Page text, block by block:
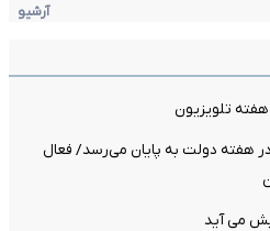
آرشیو
تلویزیون
هفته دولت به پایان می‌رسد/ فعال
می آید